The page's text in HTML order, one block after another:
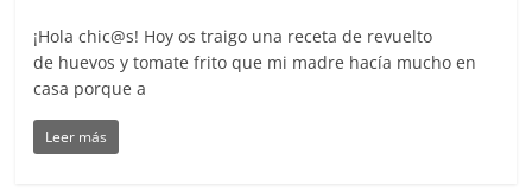
¡Hola chic@s! Hoy os traigo una receta de revuelto
de huevos y tomate frito que mi madre hacía mucho en
casa porque a
Leer más